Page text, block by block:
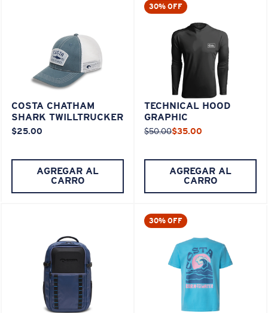
COSTA CHATHAM
SHARK TWILLTRUCKER
$25.00
AGREGAR AL
CARRO
30% OFF
TECHNICAL HOOD
GRAPHIC
$50.00$35.00
AGREGAR AL
CARRO
30% OFF